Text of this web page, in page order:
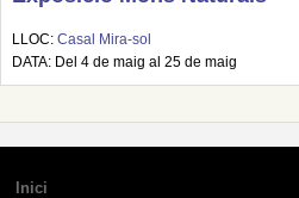
LLOC: Casal Mira-sol
DATA: Del 4 de maig al 25 de maig
Inici